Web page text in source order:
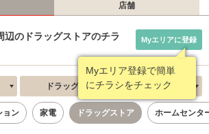
店舗
辺のドラッグストアのチラ
Myエリア登録で簡単
にチラシをチェック
Myエリアに登録
ドラッグストア 新着順
ョン 家電 ドラッグストア ホームセンタ